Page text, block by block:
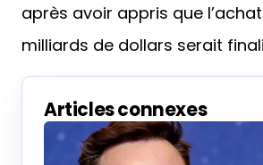
après avoir appris que
milliards de dollars serait
Articles connexes